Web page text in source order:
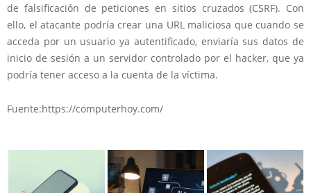
de falsificación de peticiones en sitios cruzados (CSRF). Con
ello, el atacante podría crear una URL maliciosa que cuando se
acceda por un usuario ya autentificado, enviaría sus datos de
inicio de sesión a un servidor controlado por el hacker, que ya
podría tener acceso a la cuenta de la víctima.
Fuente:https://computerhoy.com/